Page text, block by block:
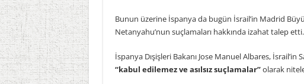
Bunun üzerine İspanya da bugün İsrail’in Madrid
Netanyahu’nun suçlamaları hakkında izahat talep etti.
İspanya Dışişleri Bakanı Jose Manuel Albares, İsrail’in
“kabul edilemez ve asılsız suçlamalar”olarak